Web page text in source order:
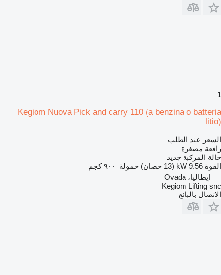
1
Kegiom Nuova Pick and carry 110 (a benzina o batteria
litio)
السعر عند الطلب
رافعة مصغرة
حالة المركبة جديد
القوة 9.56 kW (13 حصان) حمولة
٩٠٠ كجم
إيطاليا، Ovada
Kegiom Lifting snc
الاتصال بالبائع